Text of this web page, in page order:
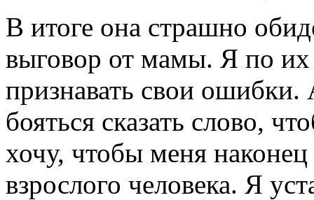
В итоге она страшно
выговор от мамы. Я по
признавать свои
бояться сказать слово,
хочу, чтобы меня
взрослого человека. Я